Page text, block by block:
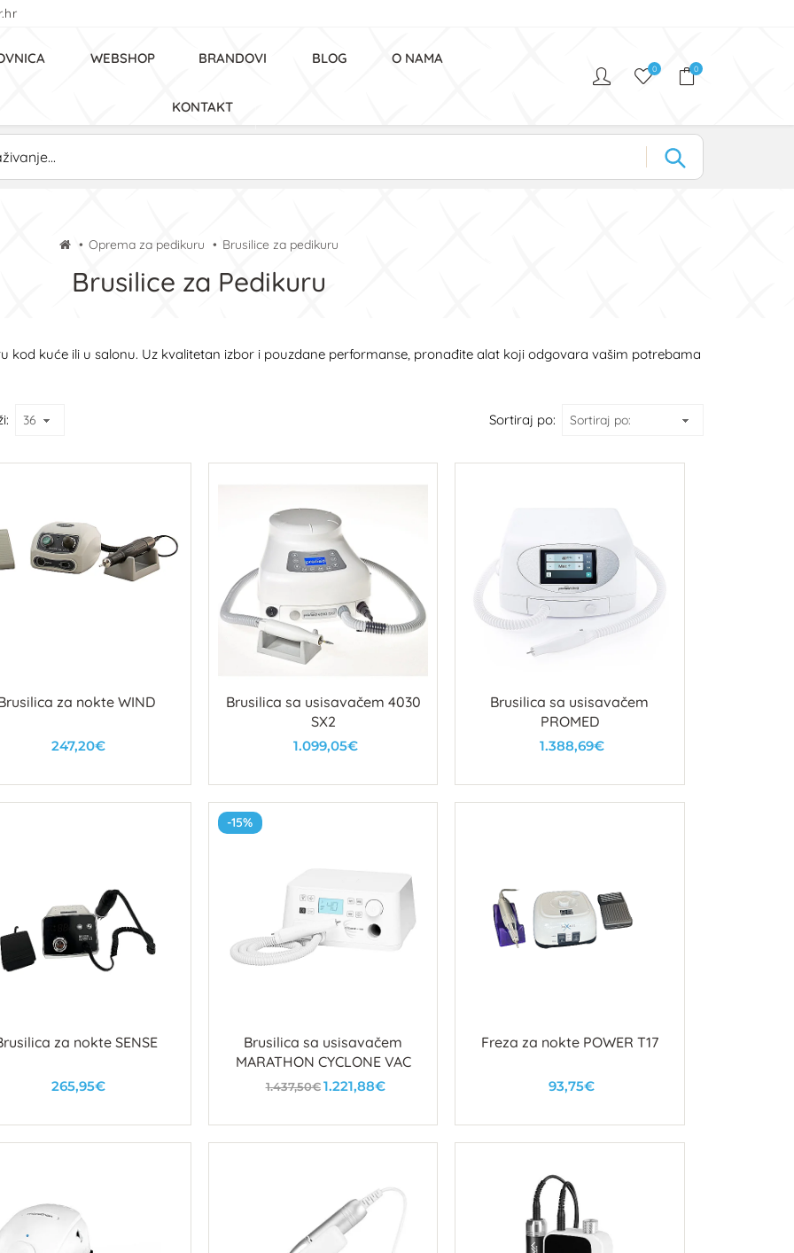
WEBSHOP BRANDOVI BLOG O NAMA
KONTAKT
0 0
Oprema za pedikuru Brusilice za pedikuru
Brusilice za Pedikuru
kod kuće ili u salonu. Uz kvalitetan izbor i pouzdane performanse, pronađite alat koji odgovara vašim potrebama
Sortiraj po:
za nokte WIND
247,20€
U košaricu
Brusilica sa usisavačem 4030
SX2
1.099,05€
U košaricu
Brusilica sa usisavačem
PROMED
1.388,69€
U košaricu
za nokte SENSE
265,95€
-15%
Brusilica sa usisavačem
MARATHON CYCLONE VAC
1.437,50€ 1.221,88€
Freza za nokte POWER T17
93,75€